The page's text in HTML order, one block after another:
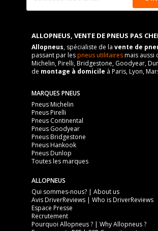
ALLOPNEUS, VENTE DE PNEUS PAS
Allopneus, spécialiste de la vente de
passant par lespneus utilitairesmais aussi
Michelin, Pirelli, Bridgestone, Goodyear,
de montage à domicile à Paris, Lyon,
MARQUES PNEUS
Pneus Michelin
Pneus Pirelli
Pneus Continental
Pneus Goodyear
Pneus Bridgestone
Pneus Hankook
Pneus Dunlop
Toutes les marques
ALLOPNEUS
Qui sommes-nous? | About us
Avis DriverReviews | Who is DriverReviews
Espace Presse
Recrutement
Pourquoi Allopneus ? | Why Allopneus ?